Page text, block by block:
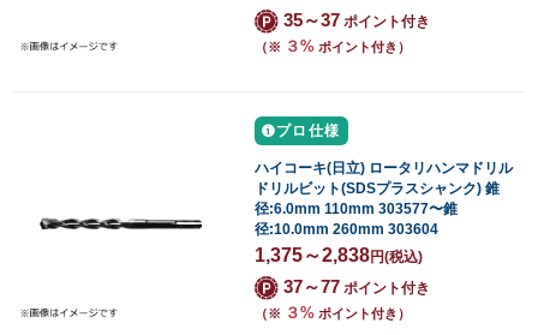
35～37 ポイント付き
（※ ３% ポイント付き）
プロ仕様
ハイコーキ(日立) ロータリハンマドリル
ドリルビット(SDSプラスシャンク) 錐
径:6.0mm 110mm 303577〜錐
径:10.0mm 260mm 303604
1,375～2,838円(税込)
37～77 ポイント付き
（※ ３% ポイント付き）